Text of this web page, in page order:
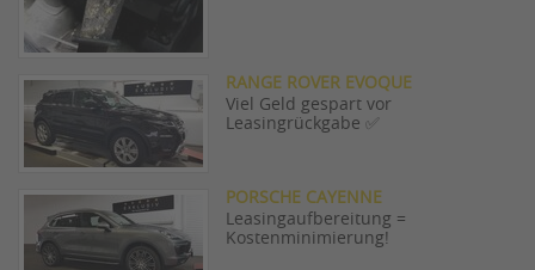
RANGE ROVER EVOQUE
Viel Geld gespart vor
Leasingrückgabe ✅
PORSCHE CAYENNE
Leasingaufbereitung =
Kostenminimierung!